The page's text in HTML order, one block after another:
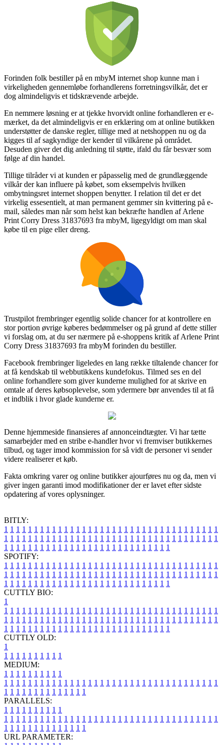
Forinden folk bestiller på en mbyM internet shop kunne man i
virkeligheden gennemløbe forhandlerens forretningsvilkår, det er
dog almindeligvis et tidskrævende arbejde.
En nemmere løsning er at tjekke hvorvidt online forhandleren er e-
mærket, da det almindeligvis er en erklæring om at online butikken
understøtter de danske regler, tillige med at netshoppen nu og da
kigges til af sagkyndige der kender til vilkårene på området.
Desuden giver det dig anledning til støtte, ifald du får besvær som
følge af din handel.
Tillige tilråder vi at kunden er påpasselig med de grundlæggende
vilkår der kan influere på købet, som eksempelvis hvilken
ombytningsret internet shoppen benytter. I relation til det er det
virkelig essesentielt, at man permanent gemmer sin kvittering på e-
mail, således man når som helst kan bekræfte handlen af Arlene
Print Corry Dress 31837693 fra mbyM, ligegyldigt om man skal
købe til en pige eller dreng.
Trustpilot frembringer egentlig solide chancer for at kontrollere en
stor portion øvrige køberes bedømmelser og på grund af dette stiller
vi forslag om, at du ser nærmere på e-shoppens kritik af Arlene Print
Corry Dress 31837693 fra mbyM forinden du bestiller.
Facebook frembringer ligeledes en lang række tiltalende chancer for
at få kendskab til webbutikkens kundefokus. Tilmed ses en del
online forhandlere som giver kunderne mulighed for at skrive en
omtale af deres købsoplevelse, som ydermere bør anvendes til at få
et indblik i hvor glade kunderne er.
Denne hjemmeside finansieres af annonceindtægter. Vi har tætte
samarbejder med en stribe e-handler hvor vi fremviser butikkernes
tilbud, og tager imod kommission for så vidt de personer vi sender
videre realiserer et køb.
Fakta omkring varer og online butikker ajourføres nu og da, men vi
giver ingen garanti imod modifikationer der er lavet efter sidste
opdatering af vores oplysninger.
BITLY:
1 1 1 1 1 1 1 1 1 1 1 1 1 1 1 1 1 1 1 1 1 1 1 1 1 1 1 1 1 1 1 1 1 1 1 1
1 1 1 1 1 1 1 1 1 1 1 1 1 1 1 1 1 1 1 1 1 1 1 1 1 1 1 1 1 1 1 1 1 1 1 1
1 1 1 1 1 1 1 1 1 1 1 1 1 1 1 1 1 1 1 1 1 1 1 1 1 1 1 1
SPOTIFY:
1 1 1 1 1 1 1 1 1 1 1 1 1 1 1 1 1 1 1 1 1 1 1 1 1 1 1 1 1 1 1 1 1 1 1 1
1 1 1 1 1 1 1 1 1 1 1 1 1 1 1 1 1 1 1 1 1 1 1 1 1 1 1 1 1 1 1 1 1 1 1 1
1 1 1 1 1 1 1 1 1 1 1 1 1 1 1 1 1 1 1 1 1 1 1 1 1 1 1 1
CUTTLY BIO:
1
1 1 1 1 1 1 1 1 1 1 1 1 1 1 1 1 1 1 1 1 1 1 1 1 1 1 1 1 1 1 1 1 1 1 1 1
1 1 1 1 1 1 1 1 1 1 1 1 1 1 1 1 1 1 1 1 1 1 1 1 1 1 1 1 1 1 1 1 1 1 1 1
1 1 1 1 1 1 1 1 1 1 1 1 1 1 1 1 1 1 1 1 1 1 1 1 1 1 1 1
CUTTLY OLD:
1
1 1 1 1 1 1 1 1 1 1
MEDIUM:
1 1 1 1 1 1 1 1 1 1
1 1 1 1 1 1 1 1 1 1 1 1 1 1 1 1 1 1 1 1 1 1 1 1 1 1 1 1 1 1 1 1 1 1 1 1
1 1 1 1 1 1 1 1 1 1 1 1 1 1
PARALLELS:
1 1 1 1 1 1 1 1 1 1
1 1 1 1 1 1 1 1 1 1 1 1 1 1 1 1 1 1 1 1 1 1 1 1 1 1 1 1 1 1 1 1 1 1 1 1
1 1 1 1 1 1 1 1 1 1 1 1 1 1
URL PARAMETER: